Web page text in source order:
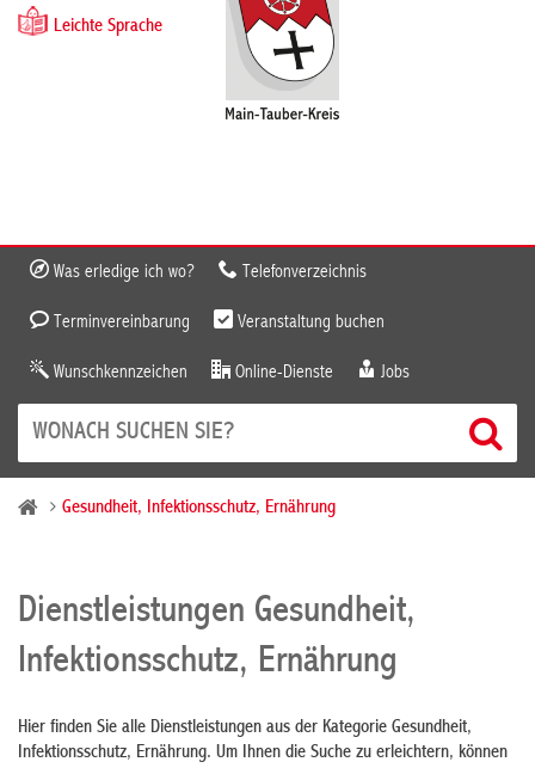
Leichte Sprache
Was erledige ich wo? Telefonverzeichnis
Terminvereinbarung Veranstaltung buchen
Wunschkennzeichen Online-Dienste Jobs
Gesundheit, Infektionsschutz, Ernährung
Dienstleistungen Gesundheit,
Infektionsschutz, Ernährung
Hier finden Sie alle Dienstleistungen aus der Kategorie Gesundheit,
Infektionsschutz, Ernährung. Um Ihnen die Suche zu erleichtern, können